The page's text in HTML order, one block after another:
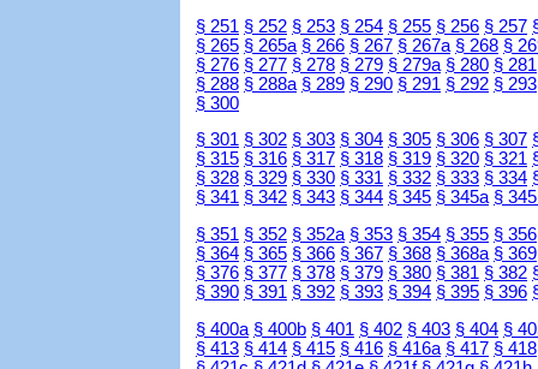
§ 251 § 252 § 253 § 254 § 255 § 256 § 257
§ 265 § 265a § 266 § 267 § 267a § 268 §
§ 276 § 277 § 278 § 279 § 279a § 280 § 281
§ 288 § 288a § 289 § 290 § 291 § 292 § 293
§ 300
§ 301 § 302 § 303 § 304 § 305 § 306 § 307
§ 315 § 316 § 317 § 318 § 319 § 320 § 321
§ 328 § 329 § 330 § 331 § 332 § 333 § 334
§ 341 § 342 § 343 § 344 § 345 § 345a §
§ 351 § 352 § 352a § 353 § 354 § 355 § 356
§ 364 § 365 § 366 § 367 § 368 § 368a § 369
§ 376 § 377 § 378 § 379 § 380 § 381 § 382
§ 390 § 391 § 392 § 393 § 394 § 395 § 396
§ 400a § 400b § 401 § 402 § 403 § 404 §
§ 413 § 414 § 415 § 416 § 416a § 417 § 418